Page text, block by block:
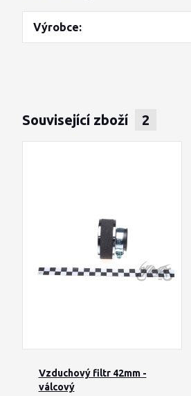
Výrobce
Související zboží 2
Vzduchový filtr 42mm -
válcový